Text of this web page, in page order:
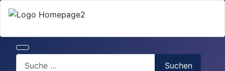
Suchen